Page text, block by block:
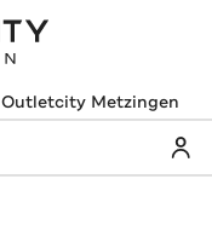
Outletcity Metzingen